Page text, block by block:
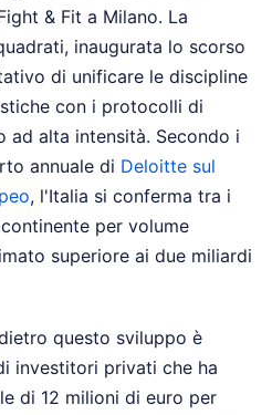
& Fit a Milano. La
inaugurata lo scorso
di unificare le discipline
con i protocolli di
ad alta intensità. Secondo i
annuale di Deloitte sul
, l'Italia si conferma tra i
per volume
superiore ai due miliardi
questo sviluppo è
investitori privati che ha
di 12 milioni di euro per